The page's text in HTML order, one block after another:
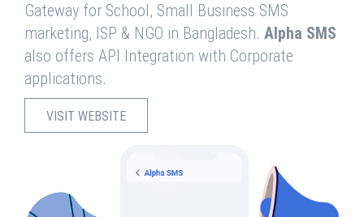
Gateway for School, Small Business SMS
marketing, ISP & NGO in Bangladesh. Alpha SMS
also offers API Integration with Corporate
applications.
VISIT WEBSITE